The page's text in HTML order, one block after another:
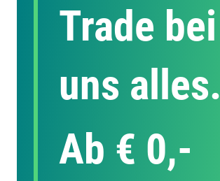
Trade bei
uns alles.
Ab € 0,-